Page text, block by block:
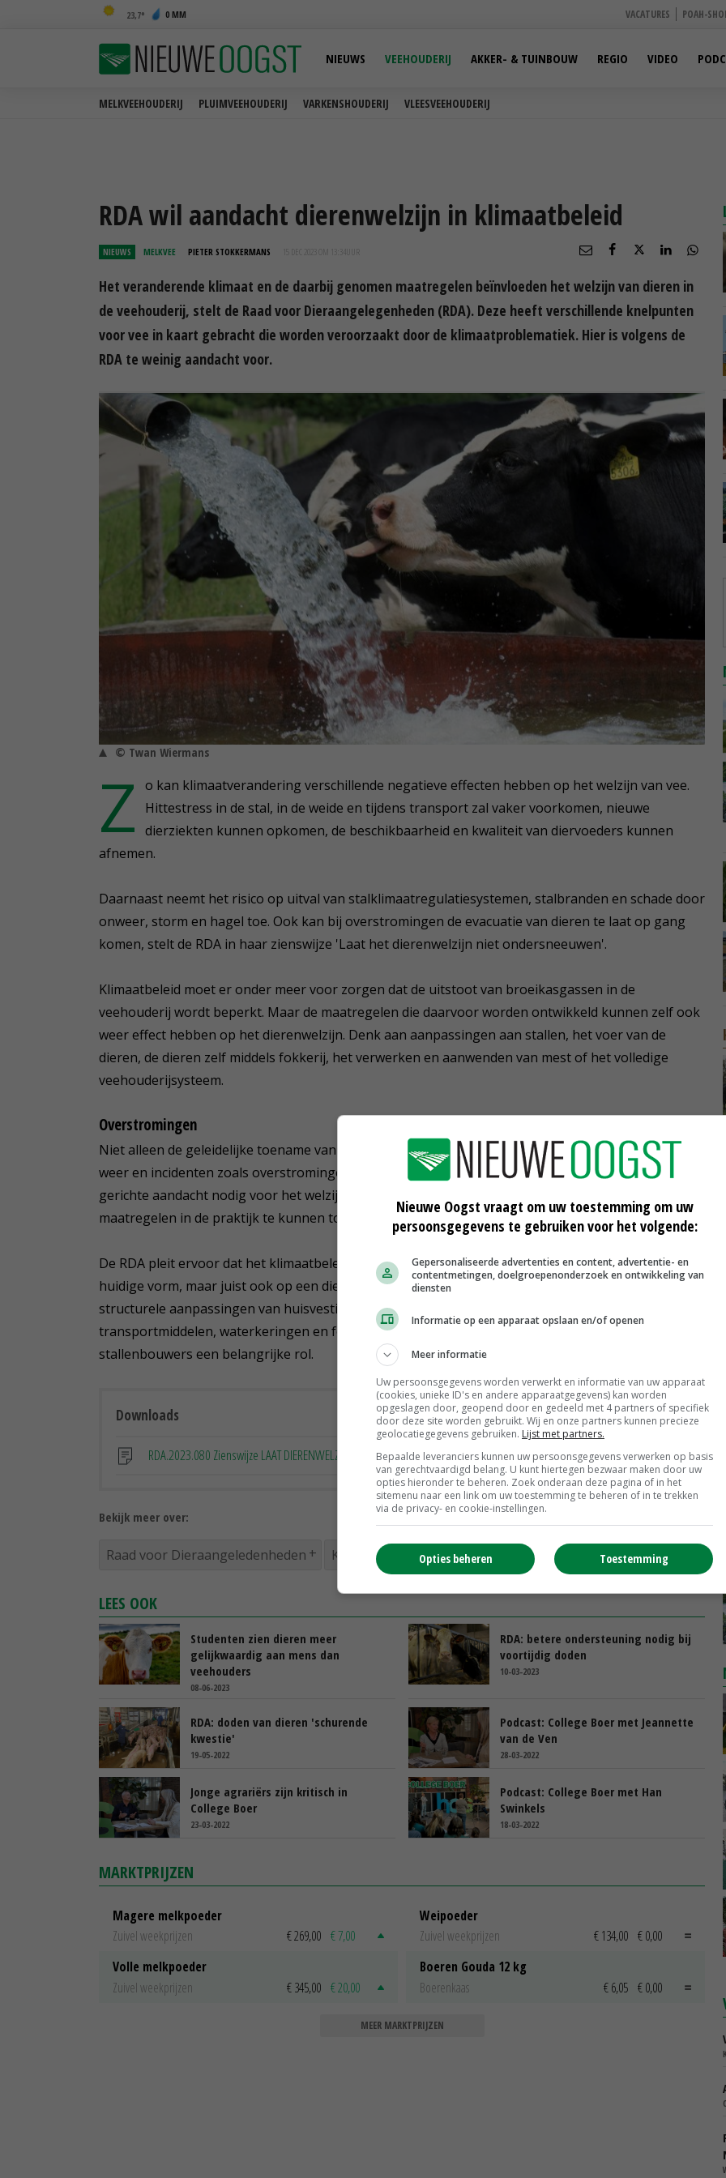
23,7 0 MM VACATURES POAH-
MELKVEEHOUDERIJ PLUIMVEEHOUDERIJ VARKENSHOUDERIJ VLEESVEEHOUDERIJ
NIEUWS VEEHOUDERIJ AKKER- & TUINBOUW REGIO VIDEO
RDA wil aandacht dierenwelzijn in klimaatbeleid
NIEUWS MELKVEE PIETER STOKKERMANS 15 DEC 2023 OM 13:34
Het veranderende klimaat en de daarbij genomen maatregelen beïnvloeden het welzijn van dieren in
de veehouderij, stelt de Raad voor Dieraangelegenheden (RDA). Deze heeft verschillende knelpunten
voor vee in kaart gebracht die worden veroorzaakt door de klimaatproblematiek. Hier is volgens de
RDA te weinig aandacht voor.
© Twan Wiermans
Z o kan klimaatverandering verschillende negatieve effecten hebben op het welzijn van vee.
Hittestress in de stal, in de weide en tijdens transport zal vaker voorkomen, nieuwe
dierziekten kunnen opkomen, de beschikbaarheid en kwaliteit van diervoeders kunnen
afnemen.
Daarnaast neemt het risico op uitval van stalklimaatregulatiesystemen, stalbranden en schade door
onweer, storm en hagel toe. Ook kan bij overstromingen de evacuatie van dieren te laat op gang
komen, stelt de RDA in haar zienswijze 'Laat het dierenwelzijn niet ondersneeuwen'.
Klimaatbeleid moet er onder meer voor zorgen dat de uitstoot van broeikasgassen in de
veehouderij wordt beperkt. Maar de maatregelen die daarvoor worden ontwikkeld kunnen zelf ook
weer effect hebben op het dierenwelzijn. Denk aan aanpassingen aan stallen, het voer van de
dieren, de dieren zelf middels fokkerij, het verwerken en aanwenden van mest of het volledige
veehouderijsysteem.
Overstromingen
Niet alleen de geleidelijke toename van de temperatuur speelt hierbij een rol, maar ook extreem
weer en incidenten zoals overstromingen. Bij maatregelen tegen klimaatverandering is meer en
gerichte aandacht nodig voor het welzijn van productiedieren, vindt de RDA. Om dit soort
maatregelen in de praktijk te kunnen toepassen, is volgens de raad eerst meer onderzoek nodig.
De RDA pleit ervoor dat het klimaatbeleid voor de veehouderij niet alleen moet zijn gericht op de
huidige vorm, maar juist ook op een dierwaardige veehouderij. Daarbij kan worden gedacht aan
structurele aanpassingen van huisvestingssystemen, maar bijvoorbeeld ook aan
transportmiddelen, waterkeringen en fokdoelen. Daarbij spelen ook ketenpartijen en
stallenbouwers een belangrijke rol.
Downloads
RDA.2023.080 Zienswijze LAAT DIERENWELZIJN NIET ONDERSNEEUWEN
Bekijk meer over:
Raad voor Dieraangeledenheden Klimaatakkoord stalklimaat dierenwelzijn
LEES OOK
Studenten zien dieren meer
gelijkwaardig aan mens dan
veehouders
08-06-2023
RDA: betere ondersteuning nodig bij
voortijdig doden
10-03-2023
RDA: doden van dieren 'schurende
kwestie'
19-05-2022
Podcast: College Boer met Jeannette
van de Ven
28-03-2022
Jonge agrariërs zijn kritisch in
College Boer
23-03-2022
Podcast: College Boer met Han
Swinkels
18-03-2022
MARKTPRIJZEN
Magere melkpoeder
Zuivel weekprijzen
€ 269,00 € 7,00
Volle melkpoeder
Zuivel weekprijzen
€ 345,00 € 20,00
Weipoeder
Zuivel weekprijzen
€ 134,00 € 0,00
Boeren Gouda 12 kg
Boerenkaas
€ 6,05 € 0,00
MEER MARKTPRIJZEN
Nieuwe Oogst vraagt om uw toestemming om uw
persoonsgegevens te gebruiken voor het volgende:
Gepersonaliseerde advertenties en content, advertentie- en
contentmetingen, doelgroepenonderzoek en ontwikkeling van
diensten
Informatie op een apparaat opslaan en/of openen
Meer informatie
Uw persoonsgegevens worden verwerkt en informatie van uw apparaat
(cookies, unieke ID's en andere apparaatgegevens) kan worden
opgeslagen door, geopend door en gedeeld met 4 partners of specifiek
door deze site worden gebruikt. Wij en onze partners kunnen precieze
geolocatiegegevens gebruiken. Lijst met partners.
Bepaalde leveranciers kunnen uw persoonsgegevens verwerken op basis
van gerechtvaardigd belang. U kunt hiertegen bezwaar maken door uw
opties hieronder te beheren. Zoek onderaan deze pagina of in het
sitemenu naar een link om uw toestemming te beheren of in te trekken
via de privacy- en cookie-instellingen.
Toestemming
Opties beheren